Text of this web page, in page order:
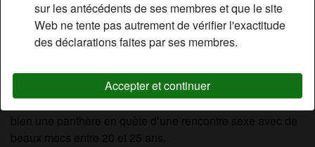
sur les antécédents de ses membres et que le site
Web ne tente pas autrement de vérifier l'exactitude
des déclarations faites par ses membres.
Accepter et continuer
veut donc faire un plan coquin sans attendre avec un jeune
célibataire qui a envie de prendre son pied sans aucune
contrainte. J’ai de quoi rendre fou de désir le plus jeune
des partenaires avec mes courbes superbes et mon
expérience dans le domaine d’un plan cul dans la région.
Je ne suis donc pas une petite vierge effarouchée mais
bien une panthère en quête d’une rencontre sexe avec de
beaux mecs entre 20 et 25 ans.